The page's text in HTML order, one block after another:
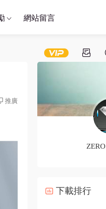
網站留言
推廣
ZERO
下載排行